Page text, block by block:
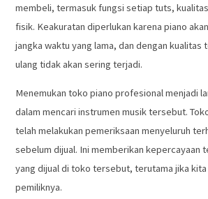
membeli, termasuk fungsi setiap tuts,
fisik. Keakuratan diperlukan karena piano
jangka waktu yang lama, dan dengan kualitas
ulang tidak akan sering terjadi.
Menemukan toko piano profesional menjadi
dalam mencari instrumen musik tersebut.
telah melakukan pemeriksaan menyeluruh
sebelum dijual. Ini memberikan kepercayaan
yang dijual di toko tersebut, terutama jika kita
pemiliknya.